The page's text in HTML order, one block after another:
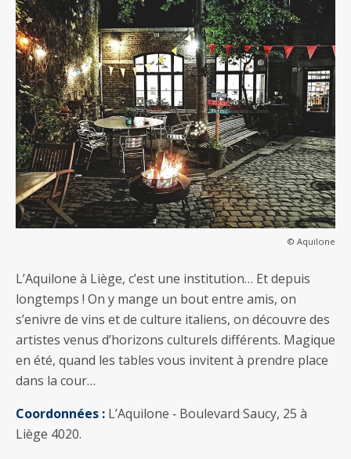
© Aquilone
L’Aquilone à Liège, c’est une institution… Et depuis
longtemps ! On y mange un bout entre amis, on
s’enivre de vins et de culture italiens, on découvre des
artistes venus d’horizons culturels différents. Magique
en été, quand les tables vous invitent à prendre place
dans la cour…
Coordonnées : L’Aquilone ‐ Boulevard Saucy, 25 à
Liège 4020.